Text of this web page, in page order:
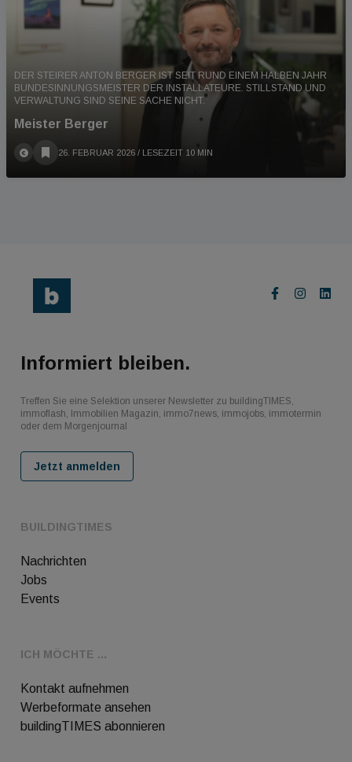
DER STEIRER ANTON BERGER IST SEIT RUND EINEM HALBEN JAHR
BUNDESINNUNGSMEISTER DER INSTALLATEURE. STILLSTAND UND
VERWALTUNG SIND SEINE SACHE NICHT.
Meister Berger
26. FEBRUAR 2026 / LESEZEIT 10 MIN
BUILDINGTIMES
Nachrichten
Jobs
Events
ICH MÖCHTE ...
Kontakt aufnehmen
Werbeformate ansehen
buildingTIMES abonnieren
Informiert bleiben.
Treffen Sie eine Selektion unserer Newsletter zu buildingTIMES,
immoflash, Immobilien Magazin, immo7news, immojobs, immotermin
oder dem Morgenjournal
Jetzt anmelden